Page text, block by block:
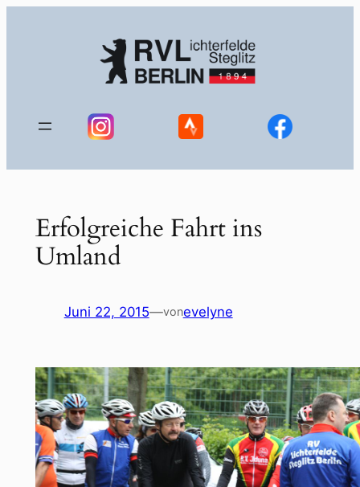
Erfolgreiche Fahrt ins
Umland
Juni 22, 2015—vonevelyne